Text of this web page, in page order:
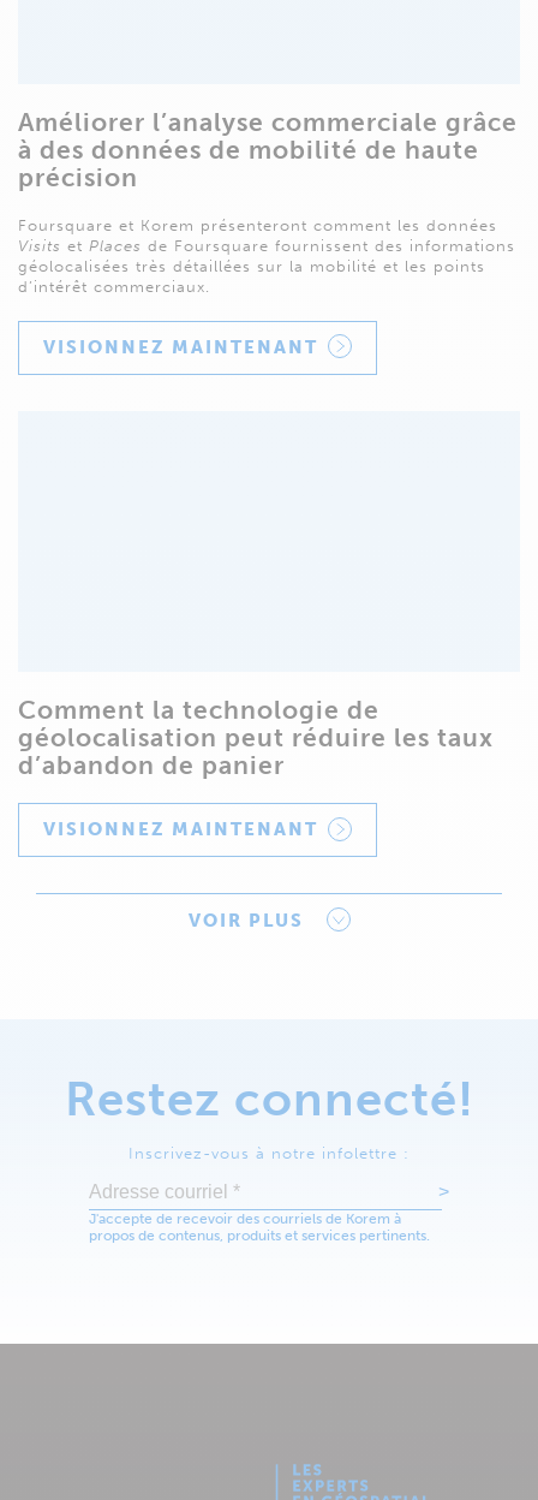
Améliorer l’analyse commerciale grâce
à des données de mobilité de haute
précision
Foursquare et Korem présenteront comment les données
Visits et Places de Foursquare fournissent des informations
géolocalisées très détaillées sur la mobilité et les points
d’intérêt commerciaux.
VISIONNEZ MAINTENANT
Comment la technologie de
géolocalisation peut réduire les taux
d’abandon de panier
VISIONNEZ MAINTENANT
VOIR PLUS
Restez connecté!
Inscrivez-vous à notre infolettre :